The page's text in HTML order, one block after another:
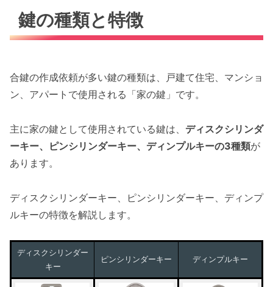
鍵の種類と特徴
合鍵の作成依頼が多い鍵の種類は、戸建て住宅、マンショ
ン、アパートで使用される「家の鍵」です。
主に家の鍵として使用されている鍵は、 ディスクシリンダ
ーキー、ピンシリンダーキー、ディンプルキーの3種類が
あります。
ディスクシリンダーキー、ピンシリンダーキー、ディンプ
ルキーの特徴を解説します。
ディスクシリンダー
キー
ピンシリンダーキー ディンプルキー